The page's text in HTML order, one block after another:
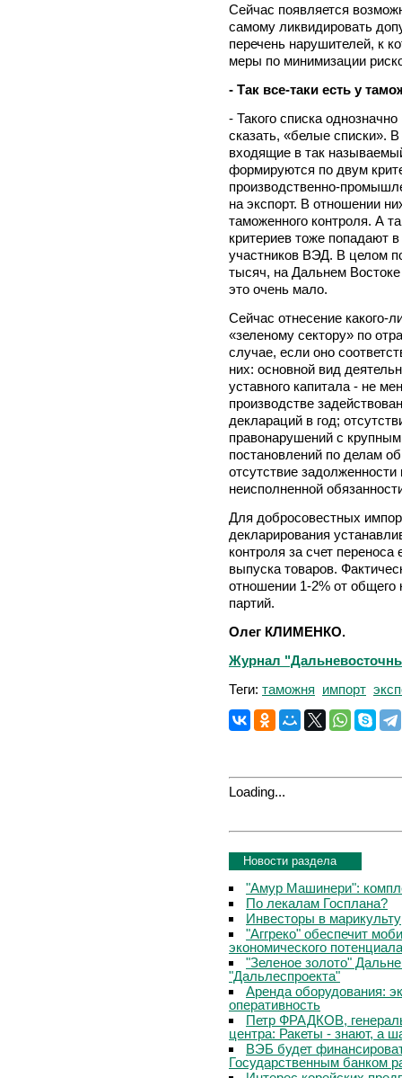
Сейчас появляется
самому ликвидировать
перечень нарушителей, к
меры по минимизации
- Так все-таки есть у
- Такого списка
сказать, «белые списки».
входящие в так
формируются по двум
производственно-
на экспорт. В отношении
таможенного контроля. А
критериев тоже попадают
участников ВЭД. В целом
тысяч, на Дальнем
это очень мало.
Сейчас отнесение какого-
«зеленому сектору» по
случае, если оно
них: основной вид
уставного капитала - не
производстве
деклараций в год;
правонарушений с
постановлений по делам
отсутствие
неисполненной
Для добросовестных
декларирования
контроля за счет переноса
выпуска товаров.
отношении 1-2% от
партий.
Олег КЛИМЕНКО.
Журнал
Теги: таможня импорт
Loading...
Новости раздела
"Амур Машинери":
По лекалам Госплана?
Инвесторы в
"Аггреко" обеспечит
экономического
"Зеленое золото"
"Дальлеспроекта"
Аренда оборудования:
оперативность
Петр ФРАДКОВ,
центра: Ракеты - знают, а
ВЭБ будет
Государственным банком